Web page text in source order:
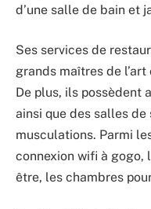
d’une salle de bain et
Ses services de
grands maîtres de
De plus, ils possèdent
ainsi que des salles
musculations. Parmi
connexion wifi à gogo,
être, les chambres